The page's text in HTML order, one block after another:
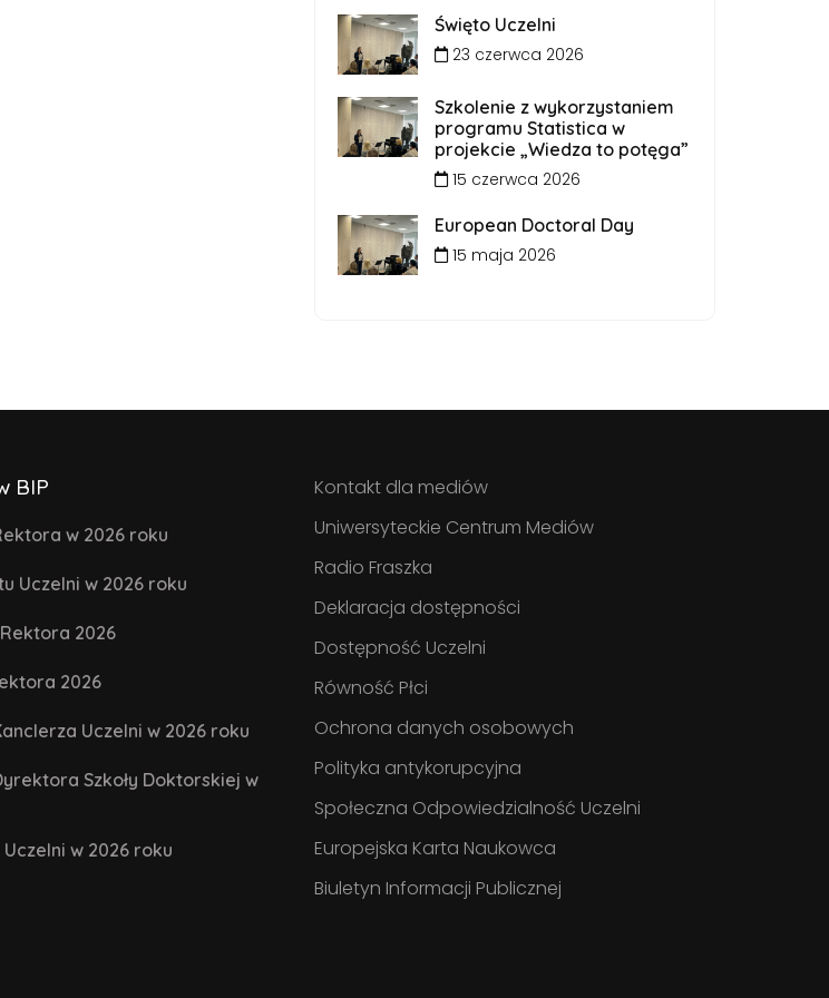
Święto Uczelni
23 czerwca 2026
Szkolenie z wykorzystaniem
programu Statistica w
projekcie „Wiedza to potęga”
15 czerwca 2026
European Doctoral Day
15 maja 2026
BIP
w 2026 roku
Uczelni w 2026 roku
2026
2026
Uczelni w 2026 roku
Szkoły Doktorskiej w
Uczelni w 2026 roku
Kontakt dla mediów
Uniwersyteckie Centrum Mediów
Radio Fraszka
Deklaracja dostępności
Dostępność Uczelni
Równość Płci
Ochrona danych osobowych
Polityka antykorupcyjna
Społeczna Odpowiedzialność Uczelni
Europejska Karta Naukowca
Biuletyn Informacji Publicznej